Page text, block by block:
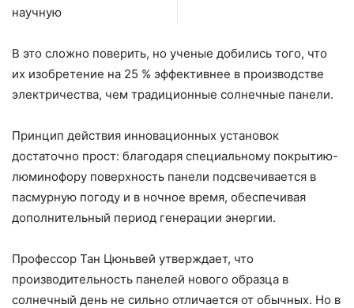
научную
В это сложно поверить, но ученые добились того, что
их изобретение на 25 % эффективнее в производстве
электричества, чем традиционные солнечные панели.
Принцип действия инновационных установок
достаточно прост: благодаря специальному покрытию-
люминофору поверхность панели подсвечивается в
пасмурную погоду и в ночное время, обеспечивая
дополнительный период генерации энергии.
Профессор Тан Цюньвей утверждает, что
производительность панелей нового образца в
солнечный день не сильно отличается от обычных. Но в